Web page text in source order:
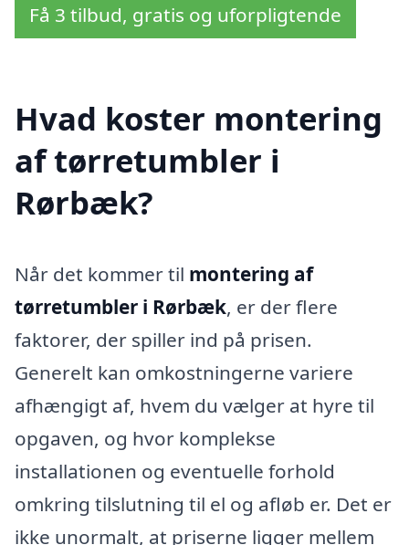
Få 3 tilbud, gratis og uforpligtende
Hvad koster montering
af tørretumbler i
Rørbæk?
Når det kommer til montering af
tørretumbler i Rørbæk, er der flere
faktorer, der spiller ind på prisen.
Generelt kan omkostningerne variere
afhængigt af, hvem du vælger at hyre til
opgaven, og hvor komplekse
installationen og eventuelle forhold
omkring tilslutning til el og afløb er. Det er
ikke unormalt, at priserne ligger mellem